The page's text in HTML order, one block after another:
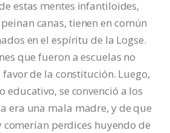
estas mentes infantiloides,
canas, tienen en común
en el espíritu de la Logse.
que fueron a escuelas no
de la constitución. Luego,
educativo, se convenció a los
era una mala madre, y de que
comerían perdices huyendo de